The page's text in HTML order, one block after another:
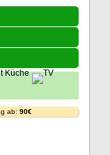
ab: 90€